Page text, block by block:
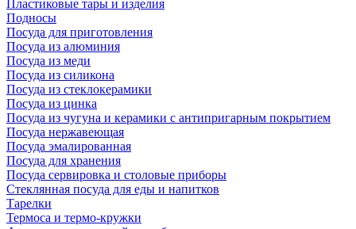
Пластиковые тары и изделия
Подносы
Посуда для приготовления
Посуда из алюминия
Посуда из меди
Посуда из силикона
Посуда из стеклокерамики
Посуда из цинка
Посуда из чугуна и керамики с антипригарным покрытием
Посуда нержавеющая
Посуда эмалированная
Посуда для хранения
Посуда сервировка и столовые приборы
Стеклянная посуда для еды и напитков
Тарелки
Термоса и термо-кружки